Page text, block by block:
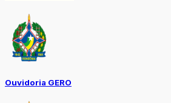
Ouvidoria GERO